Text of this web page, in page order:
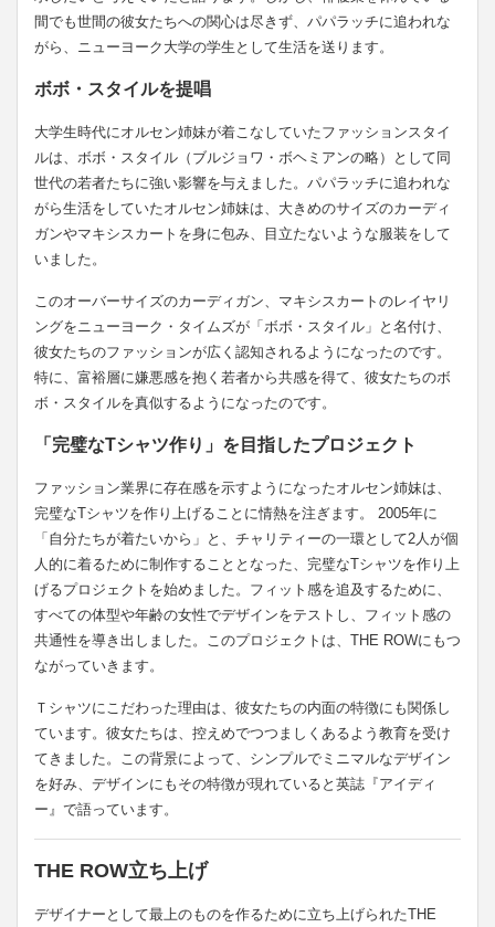
間でも世間の彼女たちへの関心は尽きず、パパラッチに追われな
がら、ニューヨーク大学の学生として生活を送ります。
ボボ・スタイルを提唱
大学生時代にオルセン姉妹が着こなしていたファッションスタイ
ルは、ボボ・スタイル（ブルジョワ・ボヘミアンの略）として同
世代の若者たちに強い影響を与えました。パパラッチに追われな
がら生活をしていたオルセン姉妹は、大きめのサイズのカーディ
ガンやマキシスカートを身に包み、目立たないような服装をして
いました。
このオーバーサイズのカーディガン、マキシスカートのレイヤリ
ングをニューヨーク・タイムズが「ボボ・スタイル」と名付け、
彼女たちのファッションが広く認知されるようになったのです。
特に、富裕層に嫌悪感を抱く若者から共感を得て、彼女たちのボ
ボ・スタイルを真似するようになったのです。
「完璧なTシャツ作り」を目指したプロジェクト
ファッション業界に存在感を示すようになったオルセン姉妹は、
完璧なTシャツを作り上げることに情熱を注ぎます。 2005年に
「自分たちが着たいから」と、チャリティーの一環として2人が個
人的に着るために制作することとなった、完璧なTシャツを作り上
げるプロジェクトを始めました。フィット感を追及するために、
すべての体型や年齢の女性でデザインをテストし、フィット感の
共通性を導き出しました。このプロジェクトは、THE ROWにもつ
ながっていきます。
Ｔシャツにこだわった理由は、彼女たちの内面の特徴にも関係し
ています。彼女たちは、控えめでつつましくあるよう教育を受け
てきました。この背景によって、シンプルでミニマルなデザイン
を好み、デザインにもその特徴が現れていると英誌『アイディ
ー』で語っています。
THE ROW立ち上げ
デザイナーとして最上のものを作るために立ち上げられたTHE